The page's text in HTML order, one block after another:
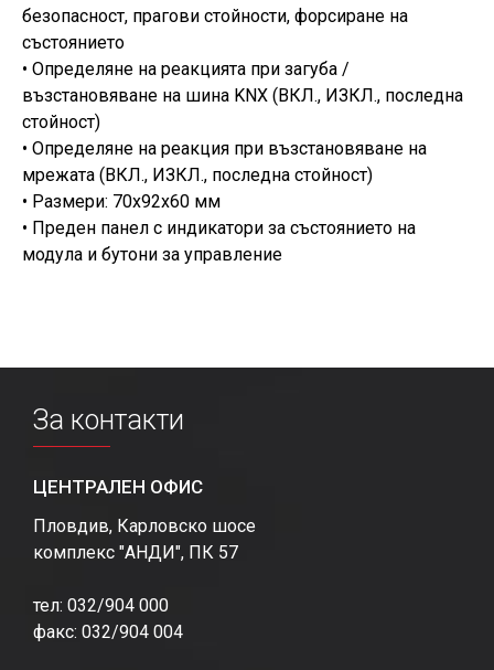
безопасност, прагови стойности, форсиране на
състоянието
• Определяне на реакцията при загуба /
възстановяване на шина KNX (ВКЛ., ИЗКЛ., последна
стойност)
• Определяне на реакция при възстановяване на
мрежата (ВКЛ., ИЗКЛ., последна стойност)
• Размери: 70x92x60 мм
• Преден панел с индикатори за състоянието на
модула и бутони за управление
За контакти
ЦЕНТРАЛЕН ОФИС
Пловдив, Карловско шосе
комплекс "АНДИ", ПК 57
тел: 032/904 000
факс: 032/904 004